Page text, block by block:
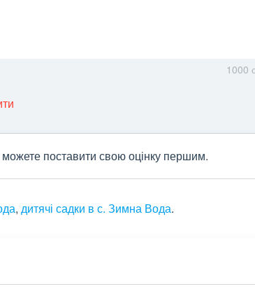
1000
можете поставити свою оцінку першим.
, дитячі садки в с. Зимна Вода.